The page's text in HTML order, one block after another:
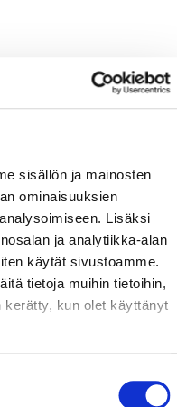
sisällön ja mainosten
ominaisuuksien
Lisäksi
ja analytiikka-alan
käytät sivustoamme.
tietoja muihin tietoihin,
kerätty, kun olet käyttänyt